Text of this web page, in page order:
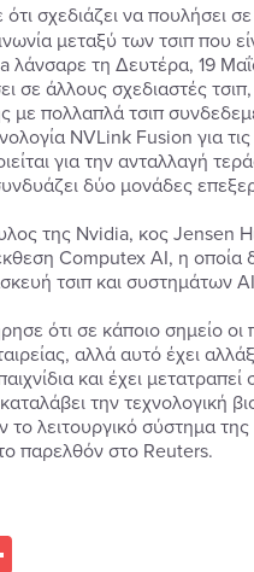
σχεδιάζει να πουλήσει
μεταξύ των τσιπ που
τη Δευτέρα, 19
σε άλλους σχεδιαστές
με πολλαπλά τσιπ
NVLink Fusion για
για την ανταλλαγή
δύο μονάδες
της Nvidia, κος Jensen
Computex AI, η οποία
τσιπ και συστημάτων AI
ότι σε κάποιο σημείο
αλλά αυτό έχει
και έχει
την τεχνολογική
το λειτουργικό σύστημα
παρελθόν στο Reuters.
Share